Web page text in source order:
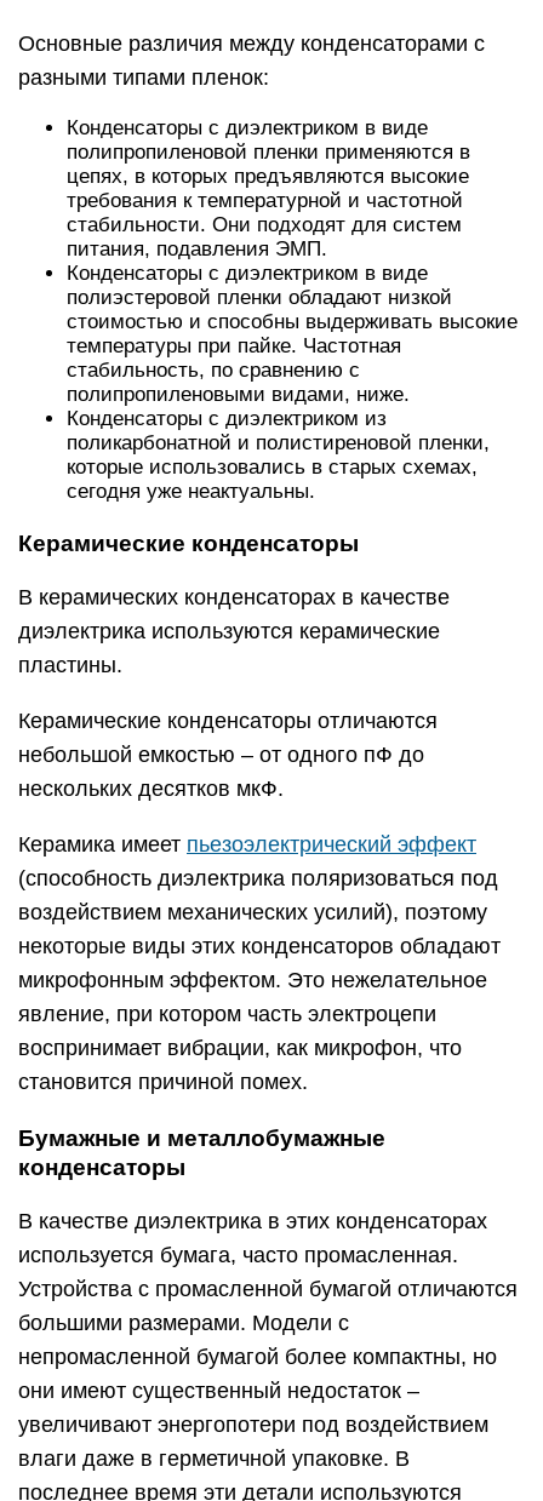
Основные различия между конденсаторами с
разными типами пленок:
Конденсаторы с диэлектриком в виде
полипропиленовой пленки применяются в
цепях, в которых предъявляются высокие
требования к температурной и частотной
стабильности. Они подходят для систем
питания, подавления ЭМП.
Конденсаторы с диэлектриком в виде
полиэстеровой пленки обладают низкой
стоимостью и способны выдерживать высокие
температуры при пайке. Частотная
стабильность, по сравнению с
полипропиленовыми видами, ниже.
Конденсаторы с диэлектриком из
поликарбонатной и полистиреновой пленки,
которые использовались в старых схемах,
сегодня уже неактуальны.
Керамические конденсаторы
В керамических конденсаторах в качестве
диэлектрика используются керамические
пластины.
Керамические конденсаторы отличаются
небольшой емкостью – от одного пФ до
нескольких десятков мкФ.
Керамика имеет пьезоэлектрический эффект
(способность диэлектрика поляризоваться под
воздействием механических усилий), поэтому
некоторые виды этих конденсаторов обладают
микрофонным эффектом. Это нежелательное
явление, при котором часть электроцепи
воспринимает вибрации, как микрофон, что
становится причиной помех.
Бумажные и металлобумажные
конденсаторы
В качестве диэлектрика в этих конденсаторах
используется бумага, часто промасленная.
Устройства с промасленной бумагой отличаются
большими размерами. Модели с
непромасленной бумагой более компактны, но
они имеют существенный недостаток –
увеличивают энергопотери под воздействием
влаги даже в герметичной упаковке. В
последнее время эти детали используются